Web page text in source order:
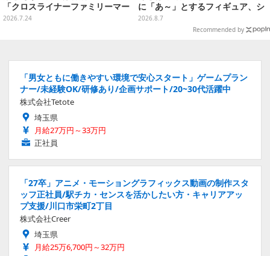
「クロスライナーファミリーマー
ト号」、その他ライナップも注目
2026.7.24
に「あ～」とするフィギュア、シ
ロのボウル皿など嬉しいラインナ
2026.8.7
Recommended by
「男女ともに働きやすい環境で安心スタート」ゲームプラン
ナー/未経験OK/研修あり/企画サポート/20~30代活躍中
株式会社Tetote
埼玉県
月給27万円～33万円
正社員
「27卒」アニメ・モーショングラフィックス動画の制作スタ
ッフ正社員/駅チカ・センスを活かしたい方・キャリアアッ
プ支援/川口市栄町2丁目
株式会社Creer
埼玉県
月給25万6,700円～32万円